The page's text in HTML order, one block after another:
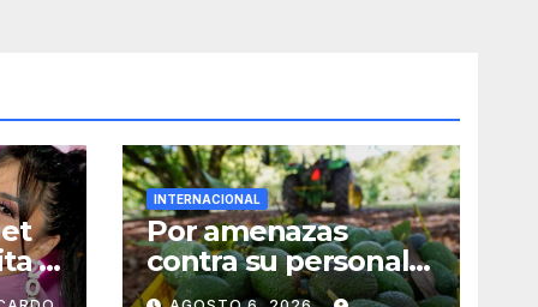
y
INTERNACIONAL
Por amenazas
contra su personal,
EU frena